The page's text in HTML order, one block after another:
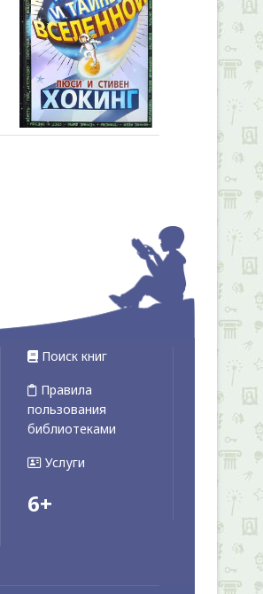
Поиск книг
Правила
пользования
библиотеками
Услуги
6+